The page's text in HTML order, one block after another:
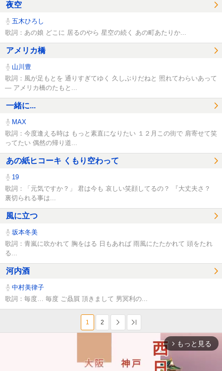
夜空
五木ひろし
歌詞：あの娘 どこに 居るのやら 星空の続く あの町あたりか...
アメリカ橋
山川豊
歌詞：風が足もとを 通りすぎてゆく 久しぶりだねと 照れてわらいあって
― アメリカ橋のたもと...
一緒に...
MAX
歌詞：今度逢える時は もっと素直になりたい １２月この街で 肩寄せて笑
ってたい 偶然の帰り道...
あの紙ヒコーキ くもり空わって
19
歌詞：「元気ですか？」 君は今も 哀しい笑顔してるの？ 『大丈夫さ？
裏切られる事は...
風に立つ
坂本冬美
歌詞：青嵐に吹かれて 胸をはる 日もあれば 雨風にたたかれて 頭をたれ
る...
河内酒
中村美律子
歌詞：毎度… 毎度 ご贔屓 頂きまして 男冥利の...
1 2 次へ
arrow_forward_ios もっと見る